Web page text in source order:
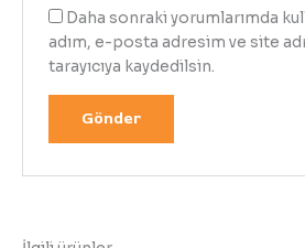
Daha sonraki yorumlarımda
adım, e-posta adresim ve site
tarayıcıya kaydedilsin.